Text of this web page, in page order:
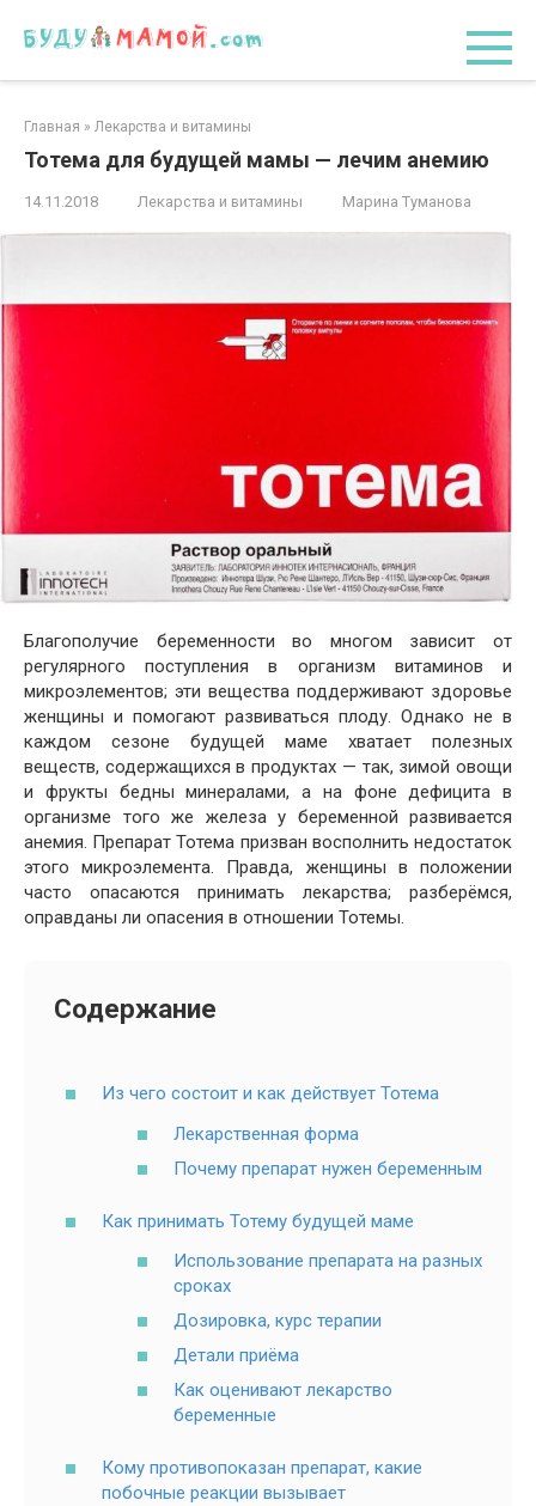
Главная » Лекарства и витамины
Тотема для будущей мамы — лечим анемию
14.11.2018 Лекарства и витамины Марина Туманова
Благополучие беременности во многом зависит от
регулярного поступления в организм витаминов и
микроэлементов; эти вещества поддерживают здоровье
женщины и помогают развиваться плоду. Однако не в
каждом сезоне будущей маме хватает полезных
веществ, содержащихся в продуктах — так, зимой овощи
и фрукты бедны минералами, а на фоне дефицита в
организме того же железа у беременной развивается
анемия. Препарат Тотема призван восполнить недостаток
этого микроэлемента. Правда, женщины в положении
часто опасаются принимать лекарства; разберёмся,
оправданы ли опасения в отношении Тотемы.
Содержание
Из чего состоит и как действует Тотема
Лекарственная форма
Почему препарат нужен беременным
Как принимать Тотему будущей маме
Использование препарата на разных
сроках
Дозировка, курс терапии
Детали приёма
Как оценивают лекарство
беременные
Кому противопоказан препарат, какие
побочные реакции вызывает